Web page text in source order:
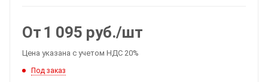
От 1 095 руб./шт
Цена указана с учетом НДС 20%
Под заказ